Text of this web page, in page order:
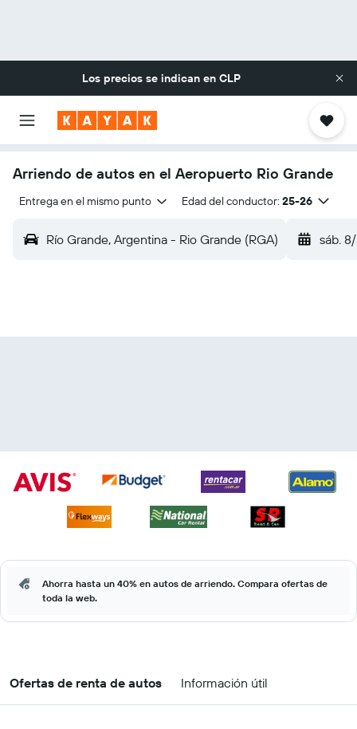
Los precios se indican en CLP
Arriendo de autos en el Aeropuerto Rio Grande
Entrega en el mismo punto Edad del conductor: 25-26
Río Grande, Argentina - Rio Grande (RGA) sáb.
Ahorra hasta un 40% en autos de arriendo. Compara ofertas de
toda la web.
Ofertas de renta de autos Información útil